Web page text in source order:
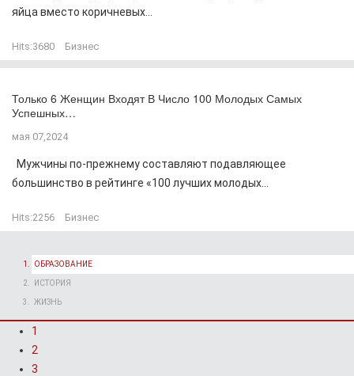
яйца вместо коричневых...
Hits:3680 Бизнес
Только 6 Женщин Входят В Число 100 Молодых Самых
Успешных…
мая 07,2024
Мужчины по-прежнему составляют подавляющее
большинство в рейтинге «100 лучших молодых...
Hits:2256 Бизнес
ОБРАЗОВАНИЕ
ИСТОРИЯ
ЖИЗНЬ
1
2
3